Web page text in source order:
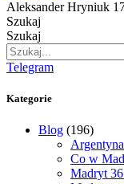
Aleksander Hryniuk
Szukaj
Szukaj
Telegram
Kategorie
Blog (196)
Argentyna
Co w
Madryt